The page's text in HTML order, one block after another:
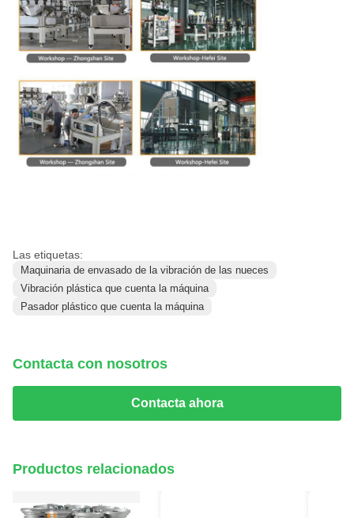
Las etiquetas:
Maquinaria de envasado de la vibración de las nueces
Vibración plástica que cuenta la máquina
Pasador plástico que cuenta la máquina
Contacta con nosotros
Contacta ahora
Productos relacionados